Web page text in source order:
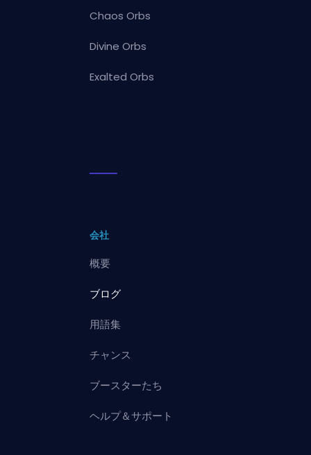
Chaos Orbs
Divine Orbs
Exalted Orbs
会社
概要
ブログ
用語集
チャンス
ブースターたち
ヘルプ＆サポート